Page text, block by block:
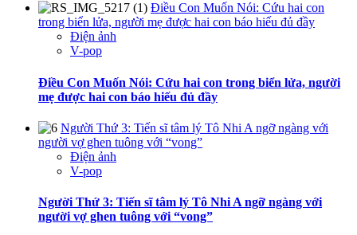
Điều Con Muốn Nói: Cứu hai con
trong biển lửa, người mẹ được hai con báo hiếu đủ đầy
Điện ảnh
V-pop
Điều Con Muốn Nói: Cứu hai con trong biển lửa, người
mẹ được hai con báo hiếu đủ đầy
Người Thứ 3: Tiến sĩ tâm lý Tô Nhi A ngỡ ngàng với
người vợ ghen tuông với “vong”
Điện ảnh
V-pop
Người Thứ 3: Tiến sĩ tâm lý Tô Nhi A ngỡ ngàng với
người vợ ghen tuông với “vong”